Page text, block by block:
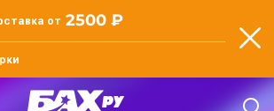
от 2500 ₽